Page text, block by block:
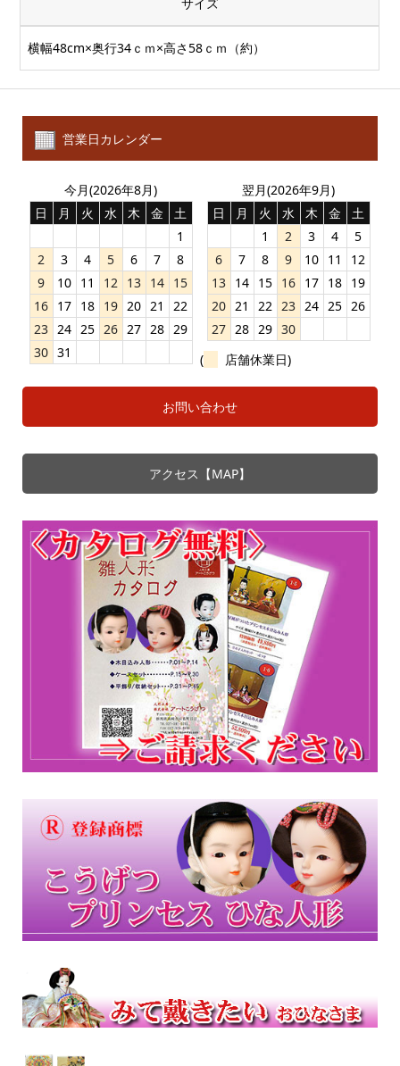
横幅48cm×奥行34ｃｍ×高さ58ｃｍ（約）
営業日カレンダー
今月(2026年8月)
日
月 火 水 木 金
土
1
2
3 4 5 6 7
8
9
10 11 12 13 14 15
16 17 18 19 20 21
22
23 24 25 26 27 28 29
30 31
翌月(2026年9月)
日
月 火 水 木 金
土
1
2 3 4
5
6
7 8 9 10 11
12
13 14 15 16 17 18 19
20 21 22 23 24 25 26
27 28 29 30
(
店舗休業日)
お問い合わせ
アクセス【MAP】